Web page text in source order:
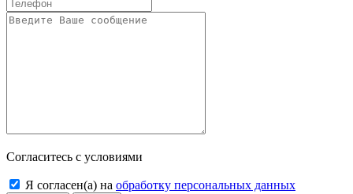
Согласитесь с условиями
Я согласен(а) на обработку персональных данных